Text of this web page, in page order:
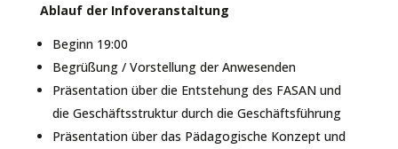
Ablauf der Infoveranstaltung
Beginn 19:00
Begrüßung / Vorstellung der Anwesenden
Präsentation über die Entstehung des FASAN und
die Geschäftsstruktur durch die Geschäftsführung
Präsentation über das Pädagogische Konzept und